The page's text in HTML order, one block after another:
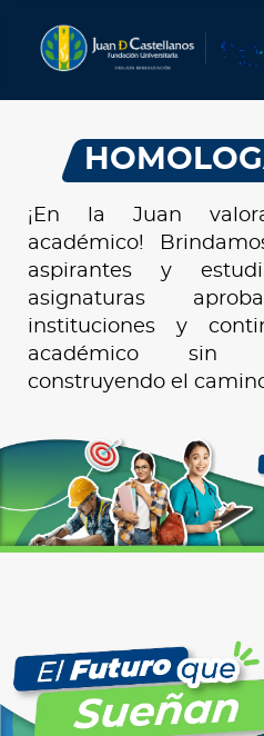
¡En la Juan
académico!
aspirantes y
asignaturas
instituciones y
académico sin
construyendo el